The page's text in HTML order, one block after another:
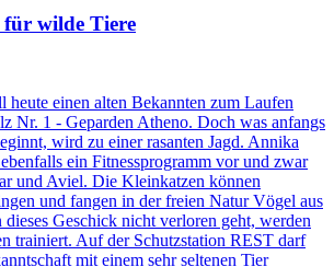
für wilde Tiere
heute einen alten Bekannten zum Laufen
Nr. 1 - Geparden Atheno. Doch was anfangs
wird zu einer rasanten Jagd. Annika
ein Fitnessprogramm vor und zwar
und Aviel. Die Kleinkatzen können
und fangen in der freien Natur Vögel aus
Geschick nicht verloren geht, werden
trainiert. Auf der Schutzstation REST darf
mit einem sehr seltenen Tier